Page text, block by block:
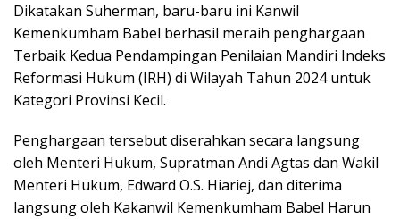
Dikatakan Suherman, baru-baru ini Kanwil
Kemenkumham Babel berhasil meraih penghargaan
Terbaik Kedua Pendampingan Penilaian Mandiri Indeks
Reformasi Hukum (IRH) di Wilayah Tahun 2024 untuk
Kategori Provinsi Kecil.
Penghargaan tersebut diserahkan secara langsung
oleh Menteri Hukum, Supratman Andi Agtas dan Wakil
Menteri Hukum, Edward O.S. Hiariej, dan diterima
langsung oleh Kakanwil Kemenkumham Babel Harun